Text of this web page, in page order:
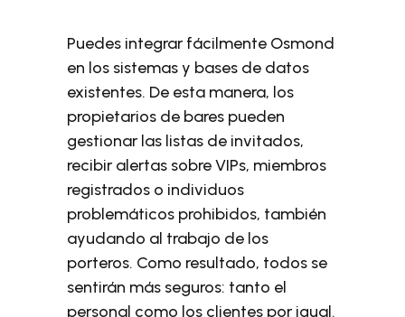
Puedes integrar fácilmente Osmond
en los sistemas y bases de datos
existentes. De esta manera, los
propietarios de bares pueden
gestionar las listas de invitados,
recibir alertas sobre VIPs, miembros
registrados o individuos
problemáticos prohibidos, también
ayudando al trabajo de los
porteros. Como resultado, todos se
sentirán más seguros: tanto el
personal como los clientes por igual.